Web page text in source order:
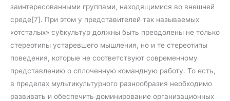
заинтересованными группами, находящимися во внешней
среде[7]. При этом у представителей так называемых
«отсталых» субкультур должны быть преодолены не только
стереотипы устаревшего мышления, но и те стереотипы
поведения, которые не соответствуют современному
представлению о сплоченную командную работу. То есть,
в пределах мультикультурного разнообразия необходимо
развивать и обеспечить доминирование организационных